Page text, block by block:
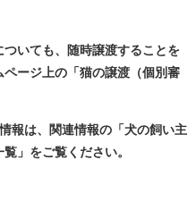
いても、随時譲渡することを
ージ上の「猫の譲渡（個別審
報は、関連情報の「犬の飼い主
」をご覧ください。